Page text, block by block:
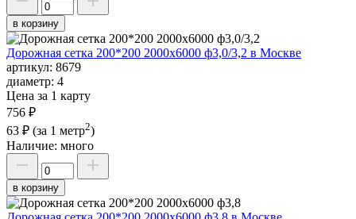
в корзину
Дорожная сетка 200*200 2000х6000 ф3,0/3,2 в Москве
артикул: 8679
диаметр: 4
Цена за 1 карту
756 ₽
63 ₽ (за 1 метр2)
Наличие: много
в корзину